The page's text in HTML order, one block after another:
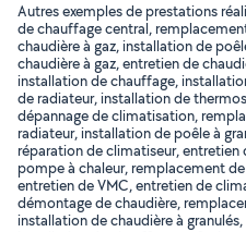
Autres exemples de prestations
de chauffage central,
chaudière à gaz, installation de
chaudière à gaz, entretien de
installation de chauffage,
de radiateur, installation de
dépannage de climatisation,
radiateur, installation de poêle à
réparation de climatiseur,
pompe à chaleur, remplacement
entretien de VMC, entretien de
démontage de chaudière,
installation de chaudière à